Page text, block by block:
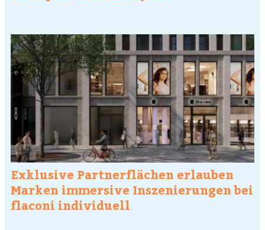
Exklusive Partnerflächen erlauben
Marken immersive Inszenierungen bei
flaconi individuell